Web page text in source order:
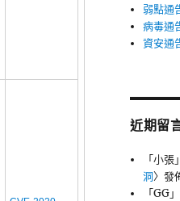
弱點通
病毒通
資安通
近期留
「小張
洞〉發
「GG